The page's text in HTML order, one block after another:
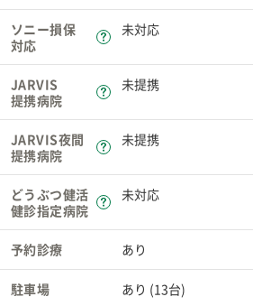
ソニー損保
対応
未対応
JARVIS
提携病院
未提携
JARVIS夜間
提携病院
未提携
どうぶつ健活
健診指定病院
未対応
予約診療 あり
駐車場 あり (13台)